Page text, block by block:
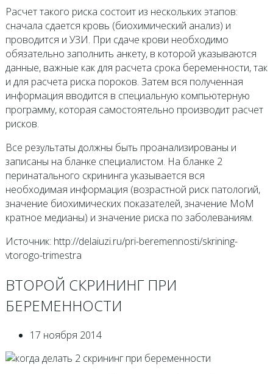
Расчет такого риска состоит из нескольких этапов:
сначала сдается кровь (биохимический анализ) и
проводится и УЗИ. При сдаче крови необходимо
обязательно заполнить анкету, в которой указываются
данные, важные как для расчета срока беременности, так
и для расчета риска пороков. Затем вся полученная
информация вводится в специальную компьютерную
программу, которая самостоятельно производит расчет
рисков.
Все результаты должны быть проанализированы и
записаны на бланке специалистом. На бланке 2
перинатального скрининга указывается вся
необходимая информация (возрастной риск патологий,
значение биохимических показателей, значение МоМ
кратное медианы) и значение риска по заболеваниям.
Источник: http://delaiuzi.ru/pri-beremennosti/skrining-
vtorogo-trimestra
ВТОРОЙ СКРИНИНГ ПРИ
БЕРЕМЕННОСТИ
17 ноября 2014